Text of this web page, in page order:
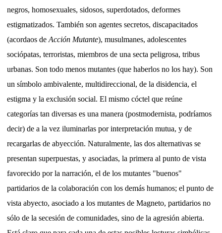
negros, homosexuales, sidosos, superdotados, deformes
estigmatizados. También son agentes secretos, discapacitados
(acordaos de Acción Mutante), musulmanes, adolescentes
sociópatas, terroristas, miembros de una secta peligrosa, tribus
urbanas. Son todo menos mutantes (que haberlos no los hay). Son
un símbolo ambivalente, multidireccional, de la disidencia, el
estigma y la exclusión social. El mismo cóctel que reúne
categorías tan diversas es una manera (postmodernista, podríamos
decir) de a la vez iluminarlas por interpretación mutua, y de
recargarlas de abyección. Naturalmente, las dos alternativas se
presentan superpuestas, y asociadas, la primera al punto de vista
favorecido por la narración, el de los mutantes "buenos"
partidarios de la colaboración con los demás humanos; el punto de
vista abyecto, asociado a los mutantes de Magneto, partidarios no
sólo de la secesión de comunidades, sino de la agresión abierta.